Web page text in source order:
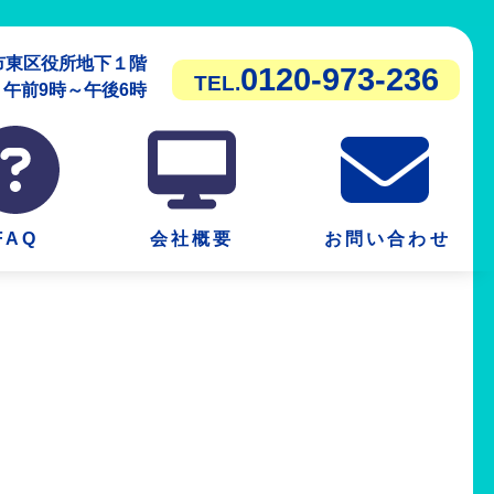
区役所地下１階
前9時～午後6時
TEL.0120-973-236
会社概要 お問い合わせ